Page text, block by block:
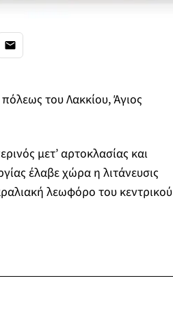
του Λακκίου, Άγιος
μετ’ αρτοκλασίας και
έλαβε χώρα η λιτάνευσις
λεωφόρο του κεντρικού